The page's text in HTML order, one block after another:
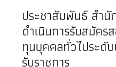
ประชาสัมพันธ์ สำ
ดำเนินการรับสมัคร
ทุนบุคคลทั่วไประดั
รับราชการ